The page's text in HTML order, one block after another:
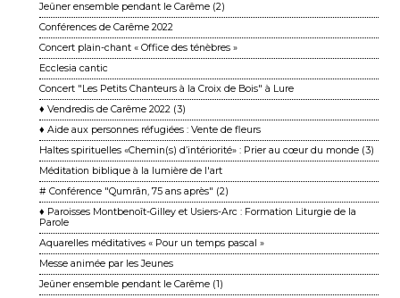
Jeûner ensemble pendant le Carême (2)
Conférences de Carême 2022
Concert plain-chant « Office des ténèbres »
Ecclesia cantic
Concert "Les Petits Chanteurs à la Croix de Bois" à Lure
♦ Vendredis de Carême 2022 (3)
♦ Aide aux personnes réfugiées : Vente de fleurs
Haltes spirituelles «Chemin(s) d’intériorité» : Prier au cœur du monde (3)
Méditation biblique à la lumière de l'art
# Conférence "Qumrân, 75 ans après" (2)
♦ Paroisses Montbenoît-Gilley et Usiers-Arc : Formation Liturgie de la
Parole
Aquarelles méditatives « Pour un temps pascal »
Messe animée par les Jeunes
Jeûner ensemble pendant le Carême (1)